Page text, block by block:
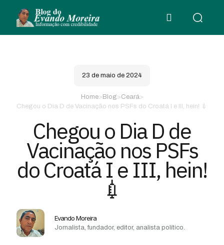
23 de maio de 2024
Home> Blog>Ceará>
Chegou o Dia D de Vacinação nos PSFs do Croatá I e III, hein! 💉
Chegou o Dia D de
Vacinação nos PSFs
do Croatá I e III, hein!
💉
Evando Moreira
Jornalista, fundador, editor, analista político.